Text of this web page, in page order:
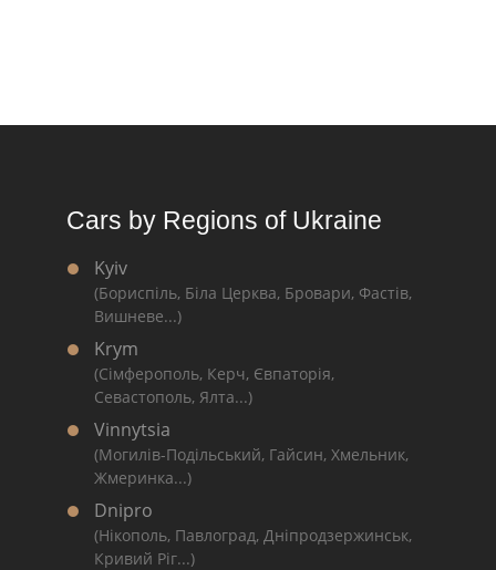
Cars by Regions of Ukraine
Kyiv
(Бориспіль, Біла Церква, Бровари, Фастів,
Вишневе...)
Krym
(Сімферополь, Керч, Євпаторія,
Севастополь, Ялта...)
Vinnytsia
(Могилів-Подільський, Гайсин, Хмельник,
Жмеринка...)
Dnipro
(Нікополь, Павлоград, Дніпродзержинськ,
Кривий Ріг...)